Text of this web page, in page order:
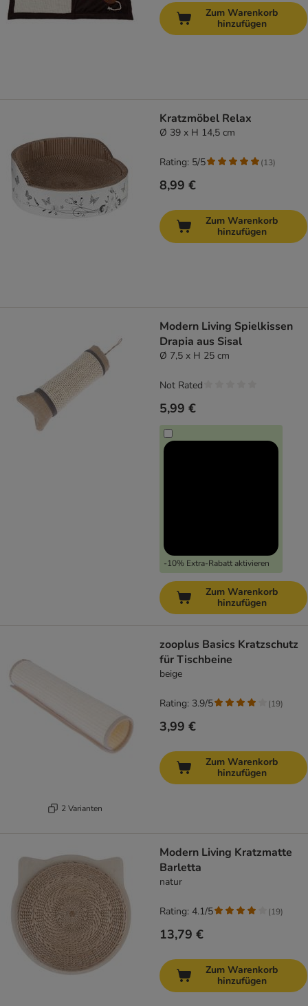
Zum Warenkorb
hinzufügen
Kratzmöbel Relax
Ø 39 x H 14,5 cm
8,99 €
Rating: 5/5 (13)
Zum Warenkorb
hinzufügen
Modern Living Spielkissen
Drapia aus Sisal
Ø 7,5 x H 25 cm
5,99 €
-10% Extra-Rabatt aktivieren
Not Rated
Zum Warenkorb
hinzufügen
2 Varianten
zooplus Basics Kratzschutz
für Tischbeine
beige
3,99 €
Rating: 3.9/5 (19)
Zum Warenkorb
hinzufügen
Modern Living Kratzmatte
Barletta
natur
13,79 €
Rating: 4.1/5 (19)
Zum Warenkorb
hinzufügen